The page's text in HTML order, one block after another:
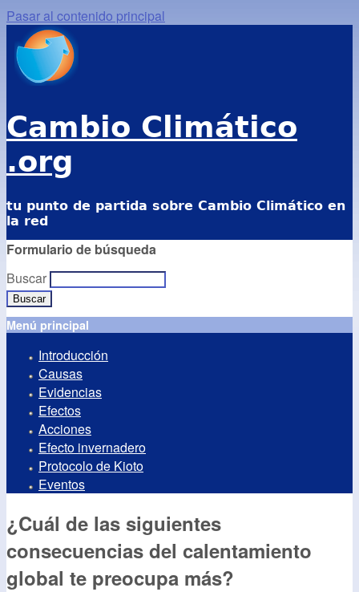
Pasar al contenido principal
Cambio Climático
.org
tu punto de partida sobre Cambio Climático en
la red
Formulario de búsqueda
Buscar
Menú principal
Introducción
Causas
Evidencias
Efectos
Acciones
Efecto invernadero
Protocolo de Kioto
Eventos
¿Cuál de las siguientes
consecuencias del calentamiento
global te preocupa más?